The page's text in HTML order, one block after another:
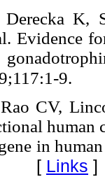
K,
Evidence
9.
CV,
in
[ Links ]